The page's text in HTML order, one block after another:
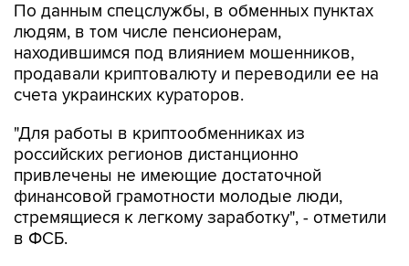
По данным спецслужбы, в обменных пунктах
людям, в том числе пенсионерам,
находившимся под влиянием мошенников,
продавали криптовалюту и переводили ее на
счета украинских кураторов.
"Для работы в криптообменниках из
российских регионов дистанционно
привлечены не имеющие достаточной
финансовой грамотности молодые люди,
стремящиеся к легкому заработку", - отметили
в ФСБ.